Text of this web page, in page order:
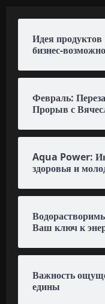
Идея
бизнес-
Февраль:
Прорыв с
Aqua Power:
здоровья и
Ваш ключ к
Важность
едины